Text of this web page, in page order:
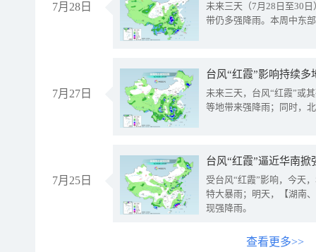
7月28日
未来三天（7月28日至30
带仍多强降雨。本周中东
7月27日
台风“红霞”影响持续
未来三天，台风“红霞”或
等地带来强降雨；同时，
7月25日
台风“红霞”逼近华南
受台风“红霞”影响，今天
特大暴雨；明天，【湖南
现强降雨。
查看更多>>